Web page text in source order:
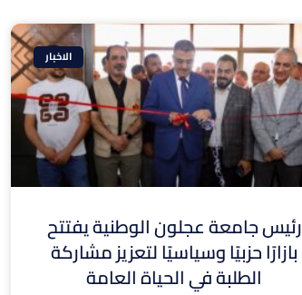
الاخبار
رئيس جامعة عجلون الوطنية يفتتح
بازارًا حزبيًا وسياسيًا لتعزيز مشاركة
الطلبة في الحياة العامة